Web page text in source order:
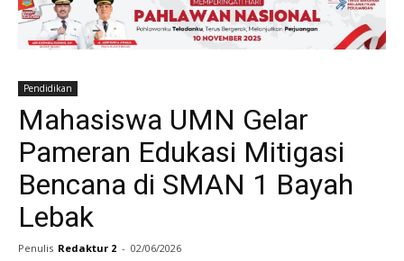
Pendidikan
Mahasiswa UMN Gelar
Pameran Edukasi Mitigasi
Bencana di SMAN 1 Bayah
Lebak
Penulis Redaktur 2 - 02/06/2026